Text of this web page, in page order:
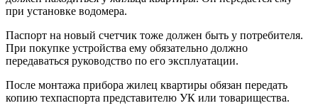
при установке водомера.
Паспорт на новый счетчик тоже должен быть у потребителя.
При покупке устройства ему обязательно должно
передаваться руководство по его эксплуатации.
После монтажа прибора жилец квартиры обязан передать
копию техпаспорта представителю УК или товарищества.